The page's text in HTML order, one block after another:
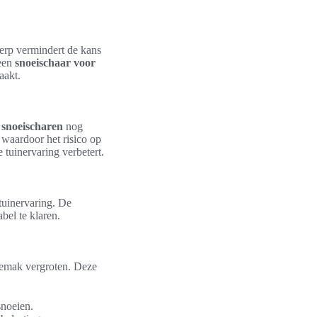
vermindert de kans
snoeischaar voor
nog
het risico op
tuinervaring verbetert.
De
te klaren.
vergroten. Deze